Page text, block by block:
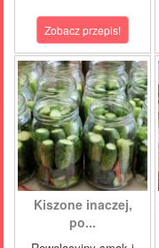
Zobacz przepis!
Kiszone inaczej,
po...